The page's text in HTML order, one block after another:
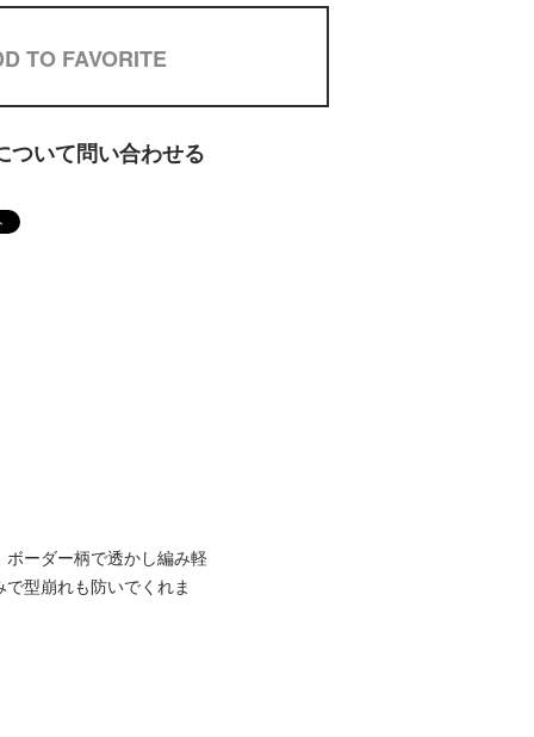
TO FAVORITE
ついて問い合わせる
ーダー柄で透かし編み軽
型崩れも防いでくれま